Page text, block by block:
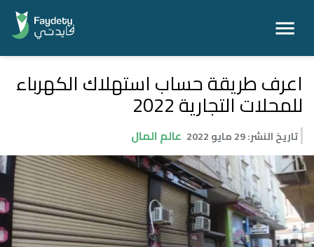
اعرف طريقة حساب استهلاك الكهرباء
للمحلات التجارية 2022
تاريخ النشر:29 مايو 2022 عالم المال